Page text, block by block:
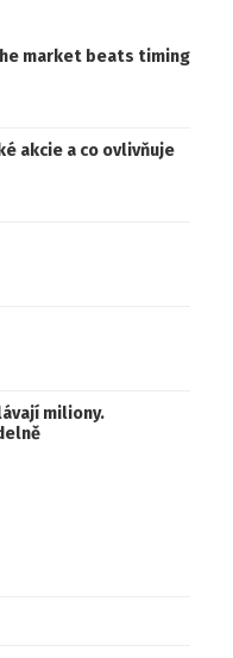
market beats timing
akcie a co ovlivňuje
miliony.